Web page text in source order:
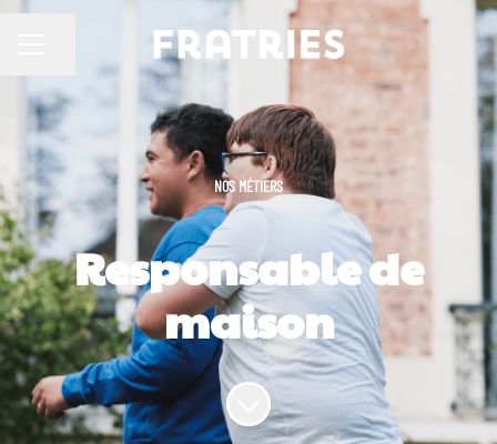
NOS MÉTIERS
Responsable de
maison
Faire défiler jusqu'au contenu